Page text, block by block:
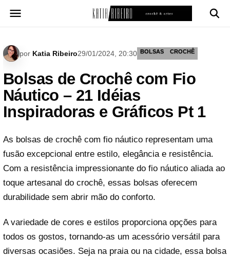
para
por Katia Ribeiro29/01/2024, 20:30 BOLSAS CROCHÊ
Bolsas de Crochê com Fio
Náutico – 21 Idéias
Inspiradoras e Gráficos Pt 1
As bolsas de crochê com fio náutico representam uma
fusão excepcional entre estilo, elegância e resistência.
Com a resistência impressionante do fio náutico aliada ao
toque artesanal do crochê, essas bolsas oferecem
durabilidade sem abrir mão do conforto.
A variedade de cores e estilos proporciona opções para
todos os gostos, tornando-as um acessório versátil para
diversas ocasiões. Seja na praia ou na cidade, essa bolsa